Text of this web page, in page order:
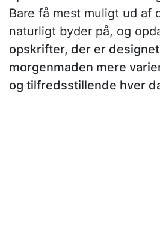
Bare få mest muligt ud af
naturligt byder på, og
opskrifter, der er
morgenmaden mere
og tilfredsstillende hver